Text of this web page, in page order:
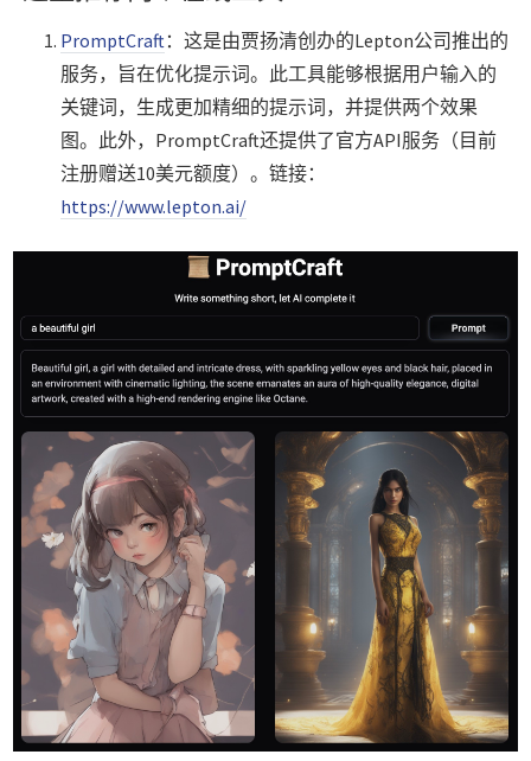
PromptCraft：这是由贾扬清创办的Lepton公司推出的
服务，旨在优化提示词。此工具能够根据用户输入的
关键词，生成更加精细的提示词，并提供两个效果
图。此外，PromptCraft还提供了官方API服务（目前
注册赠送10美元额度）。链接：
https://www.lepton.ai/